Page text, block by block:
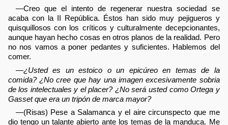
—Creo que el intento de regenerar nuestra sociedad se
acaba con la II República. Éstos han sido muy pejigueros y
quisquillosos con los críticos y culturalmente decepcionantes,
aunque hayan hecho cosas en otros planos de la realidad. Pero
no nos vamos a poner pedantes y suficientes. Hablemos del
comer.
—¿Usted es un estoico o un epicúreo en temas de la
comida? ¿No cree que hay una imagen excesivamente sobria
de los intelectuales y el placer? ¿No será usted como Ortega y
Gasset que era un tripón de marca mayor?
—(Risas) Pese a Salamanca y el aire circunspecto que me
dio tengo un talante abierto ante los temas de la manduca. Me